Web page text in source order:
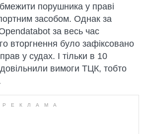
порушника у праві
засобом. Однак за
за весь час
вторгнення було зафіксовано
у судах. І тільки в 10
вимоги ТЦК, тобто